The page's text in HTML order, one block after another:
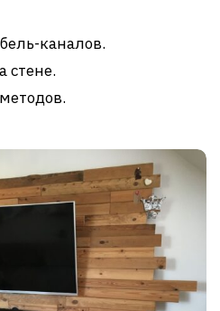
каналов.
стене.